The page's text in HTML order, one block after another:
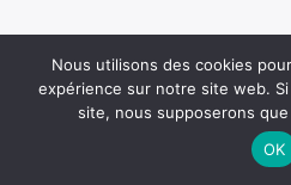
Nous utilisons des cookies
expérience sur notre site web.
site, nous supposerons
OK